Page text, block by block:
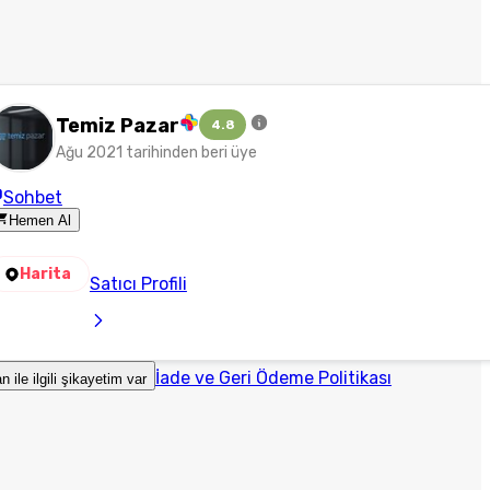
Temiz Pazar 4.8
Ağu 2021 tarihinden beri üye
Sohbet
Hemen Al
Harita Satıcı Profili
ile ilgili şikayetim var İade ve Geri Ödeme Politikası